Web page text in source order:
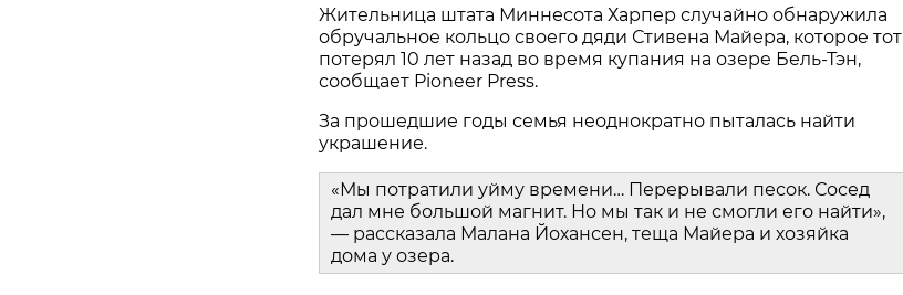
Жительница штата Миннесота Харпер случайно обнаружила
обручальное кольцо своего дяди Стивена Майера, которое тот
потерял 10 лет назад во время купания на озере Бель-Тэн,
сообщает Pioneer Press.
За прошедшие годы семья неоднократно пыталась найти
украшение.
«Мы потратили уйму времени… Перерывали песок. Сосед
дал мне большой магнит. Но мы так и не смогли его найти»,
— рассказала Малана Йохансен, теща Майера и хозяйка
дома у озера.